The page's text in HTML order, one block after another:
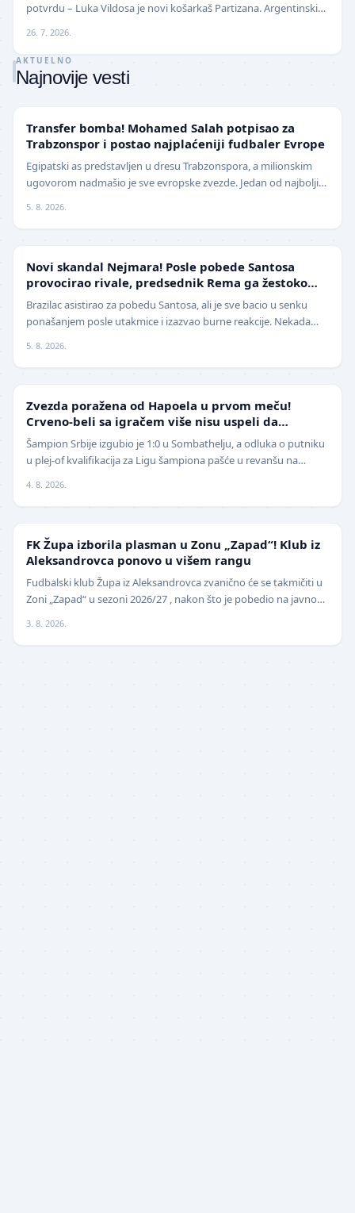
potvrdu – Luka Vildosa je novi košarkaš Partizana. Argentinski
26. 7. 2026.
AKTUELNO
Najnovije vesti
Transfer bomba! Mohamed Salah potpisao za
Trabzonspor i postao najplaćeniji fudbaler Evrope
Egipatski as predstavljen u dresu Trabzonspora, a milionskim
ugovorom nadmašio je sve evropske zvezde. Jedan od najboljih
5. 8. 2026.
Novi skandal Nejmara! Posle pobede Santosa
provocirao rivale, predsednik Rema ga žestoko
isprozivao: "Bitanga i klovn!" (VIDEO)
Brazilac asistirao za pobedu Santosa, ali je sve bacio u senku
ponašanjem posle utakmice i izazvao burne reakcije. Nekada
5. 8. 2026.
Zvezda poražena od Hapoela u prvom meču!
Crveno-beli sa igračem više nisu uspeli da
izbegnu poraz
Šampion Srbije izgubio je 1:0 u Sombathelju, a odluka o putniku
u plej-of kvalifikacija za Ligu šampiona pašće u revanšu na
4. 8. 2026.
NIŽE LIGE
FK Župa izborila plasman u Zonu „Zapad“! Klub iz
Aleksandrovca ponovo u višem rangu
Fudbalski klub Župa iz Aleksandrovca zvanično će se takmičiti u
Zoni „Zapad“ u sezoni 2026/27 , nakon što je pobedio na javnom
3. 8. 2026.